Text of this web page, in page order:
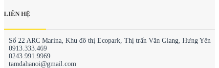
LIÊN HỆ
Số 22 ARC Marina, Khu đô thị Ecopark, Thị trấn Văn Giang, Hưng Yên
0913.333.469
0243.991.9969
tamdahanoi@gmail.com